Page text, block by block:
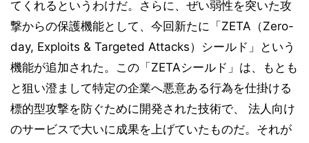
てくれるというわけだ。さらに、ぜい弱性を突いた攻
撃からの保護機能として、今回新たに「ZETA（Zero-
day, Exploits & Targeted Attacks）シールド」という
機能が追加された。この「ZETAシールド」は、もとも
と狙い澄まして特定の企業へ悪意ある行為を仕掛ける
標的型攻撃を防ぐために開発された技術で、 法人向け
のサービスで大いに成果を上げていたものだ。それが